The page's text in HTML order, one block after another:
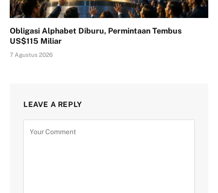
Obligasi Alphabet Diburu, Permintaan Tembus
US$115 Miliar
7 Agustus 2026
LEAVE A REPLY